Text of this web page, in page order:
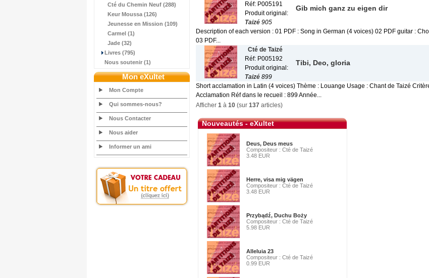
Cté du Chemin Neuf (288)
Keur Moussa (126)
Jeunesse en Mission (109)
Carmel (1)
Jade (32)
Livres (795)
Nous soutenir (1)
Mon eXultet
Mon Compte
Qui sommes-nous?
Nous Contacter
Nous aider
Informer un ami
Réf: P005191
Produit original:
Taizé 905
Gib mich ganz zu eigen dir
Description of each version : 01 PDF : Song in German (4 voices) 02 PDF guitar :
03 PDF...
Cté de Taizé
Réf: P005192
Produit original:
Taizé 899
Tibi, Deo, gloria
Short acclamation in Latin (4 voices) Thème : Louange Usage : Chant de Taizé
Acclamation Réf dans le recueil : 899 Année...
Afficher 1 à 10 (sur 137 articles)
Nouveautés - eXultet
Deus, Deus meus
Compositeur : Cté de Taizé
3.48 EUR
Herre, visa mig vägen
Compositeur : Cté de Taizé
3.48 EUR
Przybądź, Duchu Boży
Compositeur : Cté de Taizé
5.98 EUR
Alleluia 23
Compositeur : Cté de Taizé
0.99 EUR